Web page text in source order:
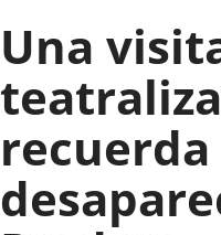
Valladolid
Una
recuerda